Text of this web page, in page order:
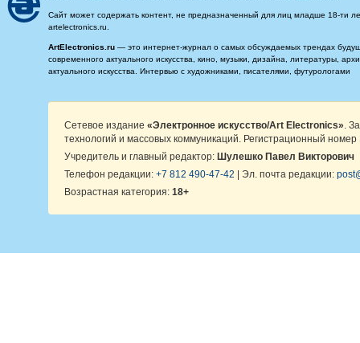
Сайт может содержать контент, не предназначенный для лиц младше 18-ти
artelectronics.ru.
ArtElectronics.ru — это интернет-журнал о самых обсуждаемых трендах
современного актуального искусства, кино, музыки, дизайна, литературы,
актуального искусства. Интервью с художниками, писателями, футурологами
Сетевое издание «Электронное искусство/Art Electronics» .
технологий и массовых коммуникаций. Регистрационный
Учредитель и главный редактор: Шулешко Павел Викторович
Телефон редакции: +7 812 490-47-42 | Эл. почта редакции:
Возрастная категория: 18+